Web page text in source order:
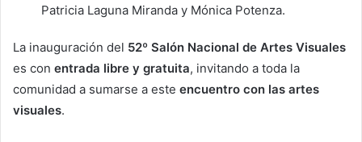
Patricia Laguna Miranda y Mónica Potenza.
La inauguración del 52º Salón Nacional de Artes Visuales
es con entrada libre y gratuita, invitando a toda la
comunidad a sumarse a este encuentro con las artes
visuales.